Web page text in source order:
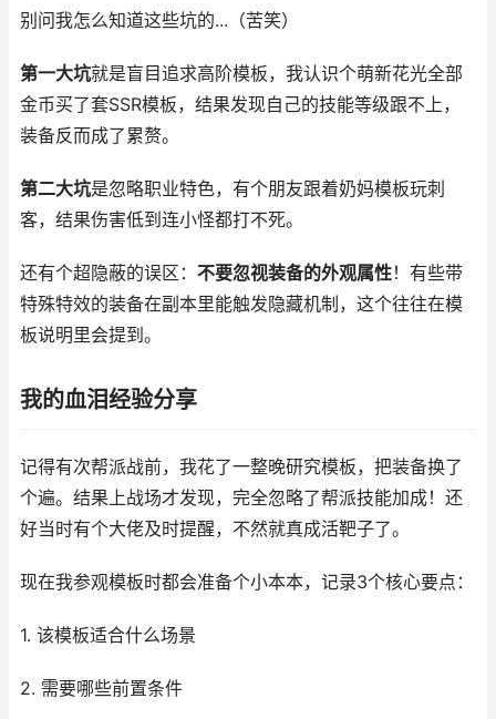
别问我怎么知道这些坑的...（苦笑）
第一大坑就是盲目追求高阶模板，我认识个萌新花光全部
金币买了套SSR模板，结果发现自己的技能等级跟不上，
装备反而成了累赘。
第二大坑是忽略职业特色，有个朋友跟着奶妈模板玩刺
客，结果伤害低到连小怪都打不死。
还有个超隐蔽的误区： 不要忽视装备的外观属性！有些带
特殊特效的装备在副本里能触发隐藏机制，这个往往在模
板说明里会提到。
我的血泪经验分享
记得有次帮派战前，我花了一整晚研究模板，把装备换了
个遍。结果上战场才发现，完全忽略了帮派技能加成！还
好当时有个大佬及时提醒，不然就真成活靶子了。
现在我参观模板时都会准备个小本本，记录3个核心要点：
1. 该模板适合什么场景
2. 需要哪些前置条件